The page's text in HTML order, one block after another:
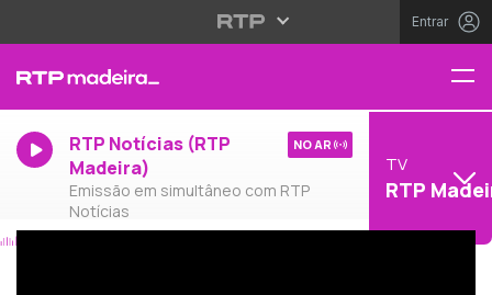
Entrar
RTP Notícias (RTP
Madeira)
Emissão em simultâneo com RTP
Notícias
NO AR
TV
RTP